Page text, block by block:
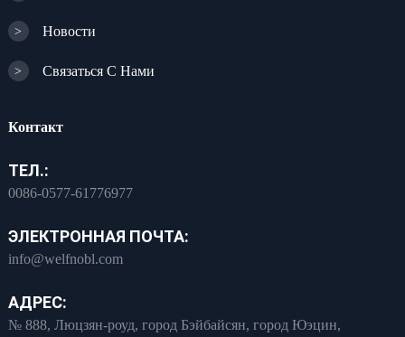
> Новости
> Связаться С Нами
Контакт
ТЕЛ.:
0086-0577-61776977
ЭЛЕКТРОННАЯ ПОЧТА:
info@welfnobl.com
АДРЕС:
№ 888, Люцзян-роуд, город Бэйбайсян, город Юэцин,